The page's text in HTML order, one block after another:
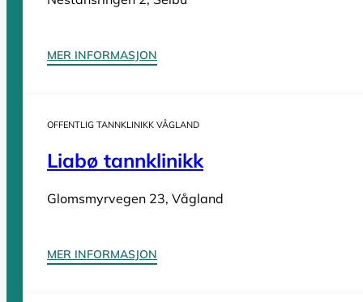
MER INFORMASJON
OFFENTLIG TANNKLINIKK VÅGLAND
Liabø tannklinikk
Glomsmyrvegen 23, Vågland
MER INFORMASJON
Tannleger etter fylke
Tannleger Akershus
Tannleger Buskerud
Tannleger Innlandet
Tannleger Nordland